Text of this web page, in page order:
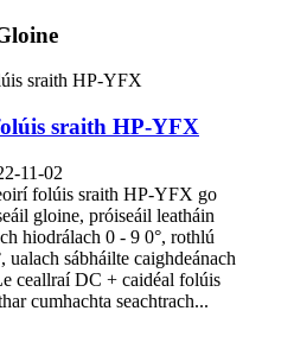
sraith HP-YFX
11-02
folúis sraith HP-YFX go
gloine, próiseáil leatháin
hiodrálach 0 - 9 0°, rothlú
ualach sábháilte caighdeánach
ceallraí DC + caidéal folúis
cumhachta seachtrach...